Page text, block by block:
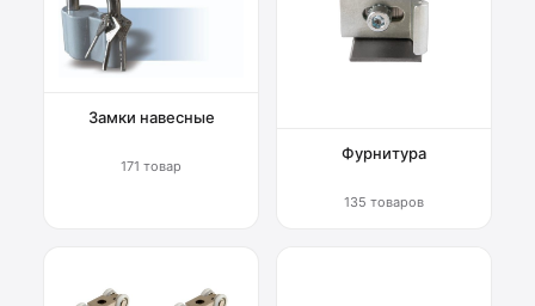
Замки навесные
171 товар
Фурнитура
135 товаров